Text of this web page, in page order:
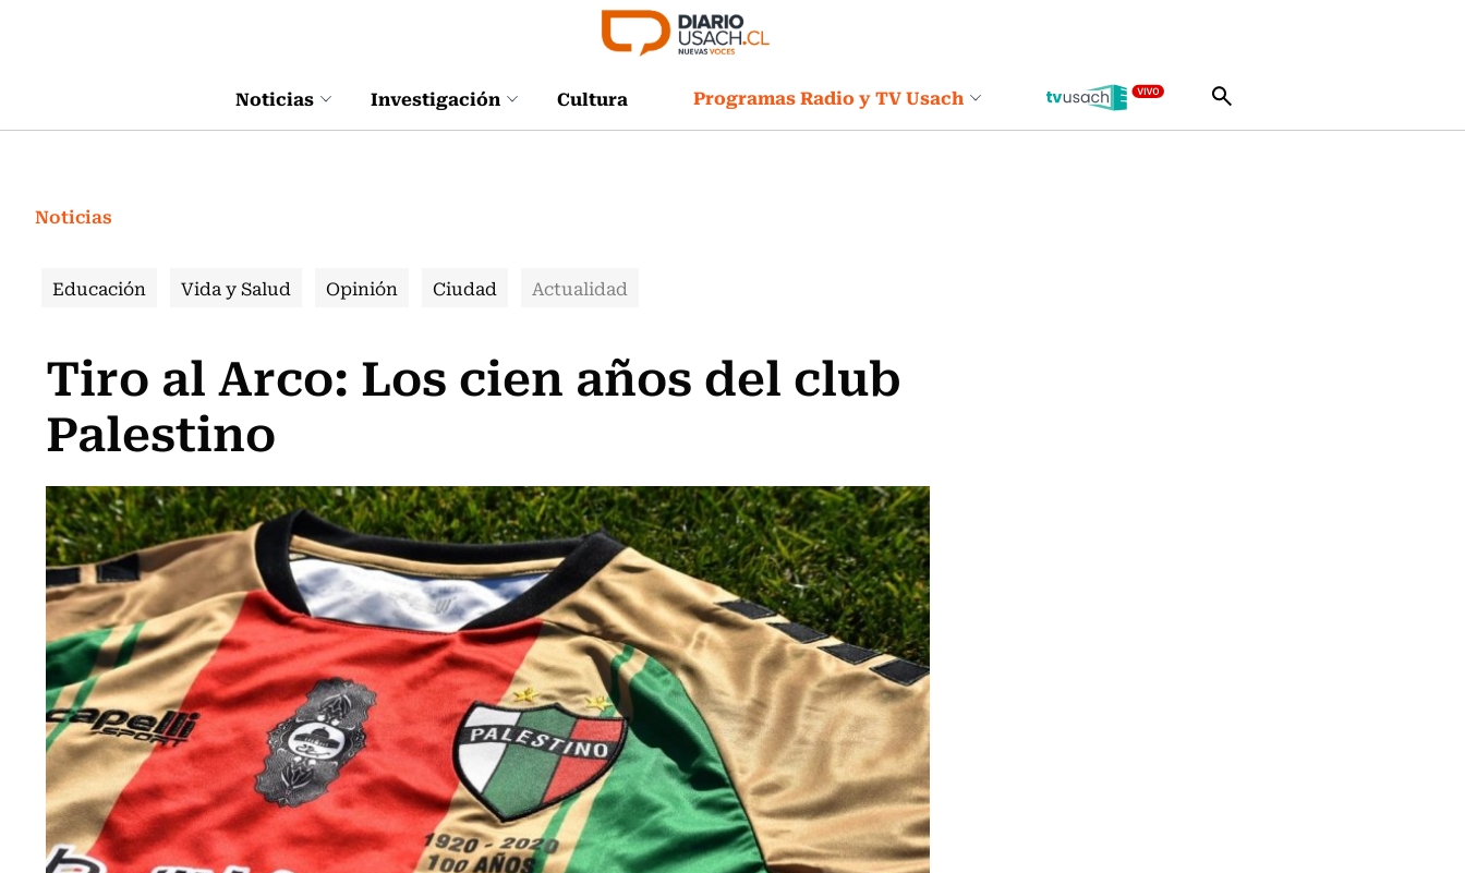
Noticias Investigación Cultura Programas Radio y TV Usach
Noticias
Educación Vida y Salud Opinión Ciudad Actualidad
Tiro al Arco: Los cien años del club
Palestino